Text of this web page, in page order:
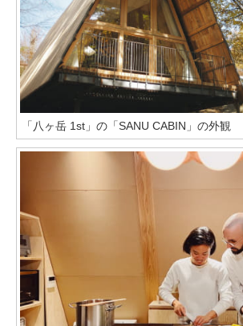
「八ヶ岳 1st」の「SANU CABIN」の外観